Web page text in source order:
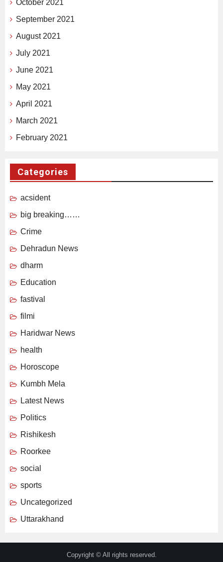
October 2021
September 2021
August 2021
July 2021
June 2021
May 2021
April 2021
March 2021
February 2021
Categories
acsident
big breaking……
Crime
Dehradun News
dharm
Education
fastival
filmi
Haridwar News
health
Horoscope
Kumbh Mela
Latest News
Politics
Rishikesh
Roorkee
social
sports
Uncategorized
Uttarakhand
Copyright © All rights reserved.